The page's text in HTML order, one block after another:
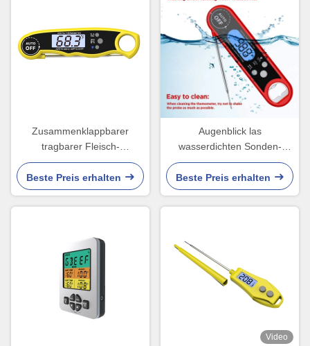
Zusammenklappbarer
tragbarer Fleisch-
Thermometer für Süßigkeits-
Digital-CER-FCC
Beste Preis erhalten
Augenblick las
wasserdichten Sonden-
Thermometer die 360 Grad-
drehender Flaschen-Öffner
Beste Preis erhalten
Video